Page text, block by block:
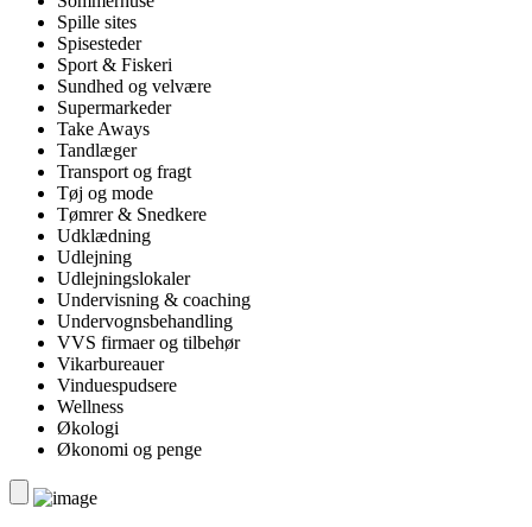
Spille sites
Spisesteder
Sport & Fiskeri
Sundhed og velvære
Supermarkeder
Take Aways
Tandlæger
Transport og fragt
Tøj og mode
Tømrer & Snedkere
Udklædning
Udlejning
Udlejningslokaler
Undervisning & coaching
Undervognsbehandling
VVS firmaer og tilbehør
Vikarbureauer
Vinduespudsere
Wellness
Økologi
Økonomi og penge